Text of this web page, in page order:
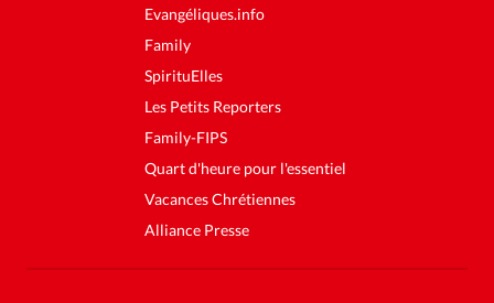
Evangéliques.info
Family
SpirituElles
Les Petits Reporters
Family-FIPS
Quart d'heure pour l'essentiel
Vacances Chrétiennes
Alliance Presse